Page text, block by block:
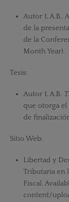
Autor 1, A.B.,
de la
de la
Month Year).
Tesis:
Autor 1, A.B.
que otorga
de
Sitio Web:
Libertad y
Tributaria en
Fiscal.
content/